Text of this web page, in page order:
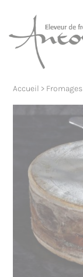
Accueil > Fromages